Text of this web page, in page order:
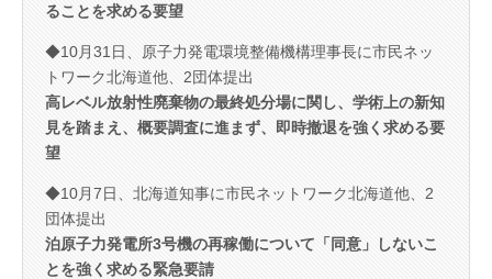
ることを求める要望
◆10月31日、原子力発電環境整備機構理事長に市民ネッ
トワーク北海道他、2団体提出
高レベル放射性廃棄物の最終処分場に関し、学術上の新知
見を踏まえ、概要調査に進まず、即時撤退を強く求める要
望
◆10月7日、北海道知事に市民ネットワーク北海道他、2
団体提出
泊原子力発電所3号機の再稼働について「同意」しないこ
とを強く求める緊急要請